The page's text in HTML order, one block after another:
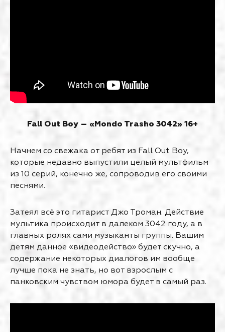
Fall Out Boy – «Mondo Trasho 3042» 16+
Начнем со свежака от ребят из Fall Out Boy,
которые недавно выпустили целый мультфильм
из 10 серий, конечно же, сопроводив его своими
песнями.
Затеял всё это гитарист Джо Троман. Действие
мультика происходит в далеком 3042 году, а в
главных ролях сами музыканты группы. Вашим
детям данное «видеодейство» будет скучно, а
содержание некоторых диалогов им вообще
лучше пока не знать, но вот взрослым с
панковским чувством юмора будет в самый раз.